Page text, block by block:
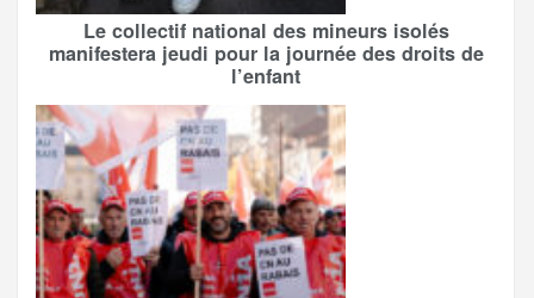
Le collectif national des mineurs isolés
manifestera jeudi pour la journée des droits de
l’enfant